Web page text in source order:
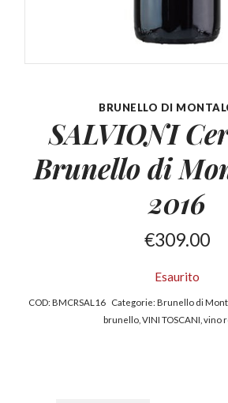
BRUNELLO DI
SALVIONI
Brunellodi
2016
€309.00
Esaurito
COD: BMCRSAL16 Categorie:Brunello di
brunello ,VINI TOSCANI ,vino